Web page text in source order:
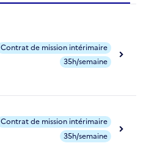
Contrat de mission intérimaire
35h/semaine
Contrat de mission intérimaire
35h/semaine